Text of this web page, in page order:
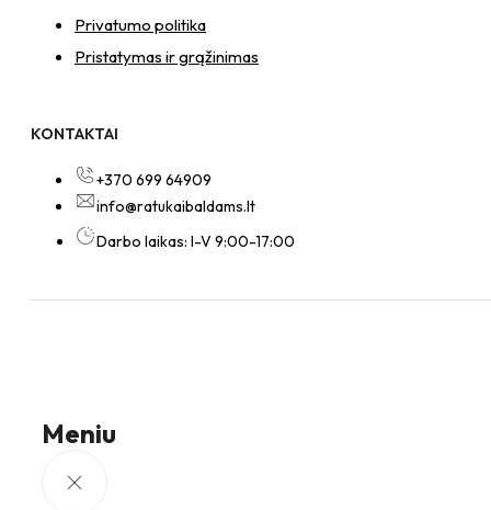
Privatumo politika
Pristatymas ir grąžinimas
KONTAKTAI
+370 699 64909
info@ratukaibaldams.lt
Darbo laikas: I-V 9:00-17:00
Meniu